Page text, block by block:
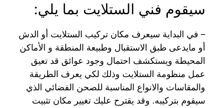
سيقوم فني الستلايت بما يلي:
– في البداية سيعرف مكان تركيب الستلايت أو الدش
أو مايدعى طبق الاستقبال وطبيعة المنطقة و الأماكن
المحيطة ويستكشف احتمال وجود عوائق قد تعيق
عمل منظومة الستلايت وذلك لكي يعرف الطريقة
والمقاسات والانواع المناسبة للصحن الفضائي الذي
سيقوم بتركيبه. وقد يقترح عليك تغيير مكان تثبيت